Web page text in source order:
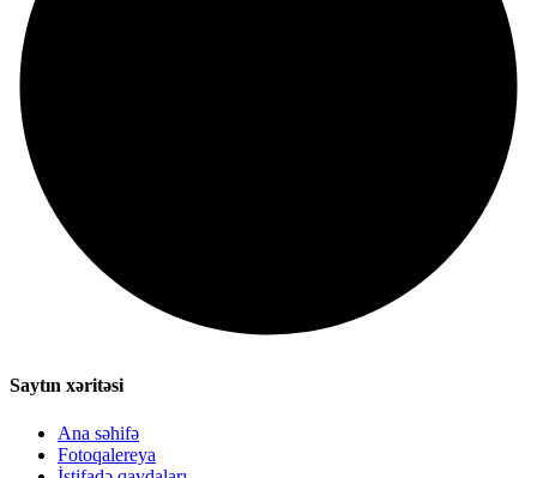
Saytın xəritəsi
Ana səhifə
Fotoqalereya